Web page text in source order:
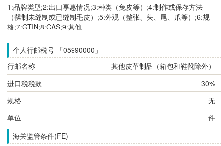
1:品牌类型;2:出口享惠情况;3:种类（兔皮等）;4:制作或保存方法
（鞣制未缝制或已缝制毛皮）;5:外观（整张、头、尾、爪等）;6:规
格;7:GTIN;8:CAS;9:其他
个人行邮税号 「05990000」
行邮名称
其他皮革制品（箱包和鞋靴除外）
进口税税款
30%
规格
无
单位
件
海关监管条件(FE)